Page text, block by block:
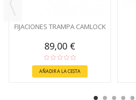
FIJACIONES TRAMPA CAMLOCK
89,00 €
AÑADIR A LA CESTA